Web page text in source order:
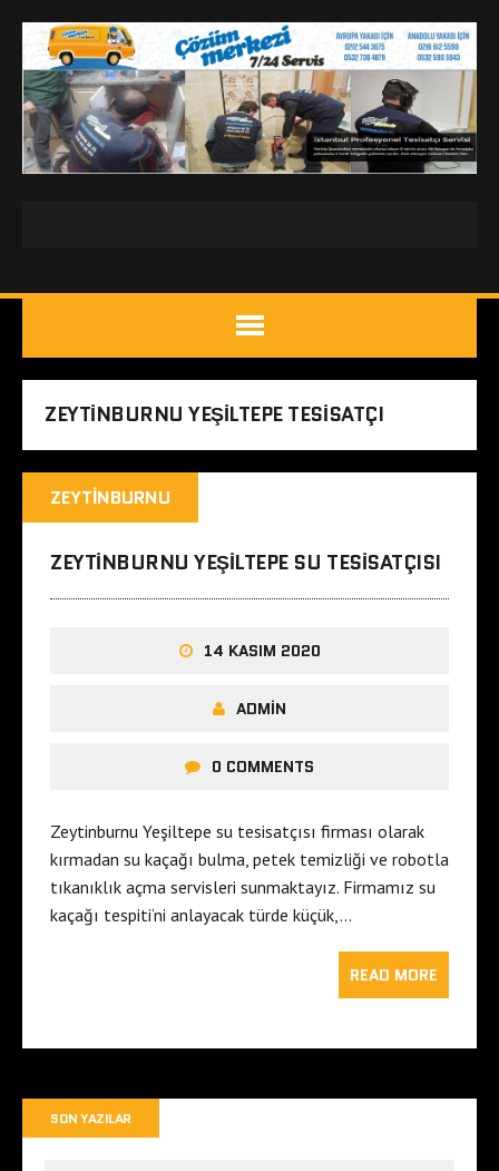
ZEYTINBURNU YEŞILTEPE TESISATÇI
ZEYTINBURNU
ZEYTINBURNU YEŞILTEPE SU TESISATÇISI
14 KASIM 2020
ADMIN
0 COMMENTS
Zeytinburnu Yeşiltepe su tesisatçısı firması olarak
kırmadan su kaçağı bulma, petek temizliği ve robotla
tıkanıklık açma servisleri sunmaktayız. Firmamız su
kaçağı tespiti‘ni anlayacak türde küçük,…
READ MORE
SON YAZILAR